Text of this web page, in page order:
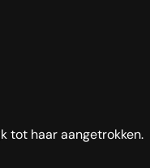
tot haar aangetrokken.